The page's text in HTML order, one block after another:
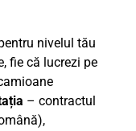
nivelul tău
fie că lucrezi pe
– contractul